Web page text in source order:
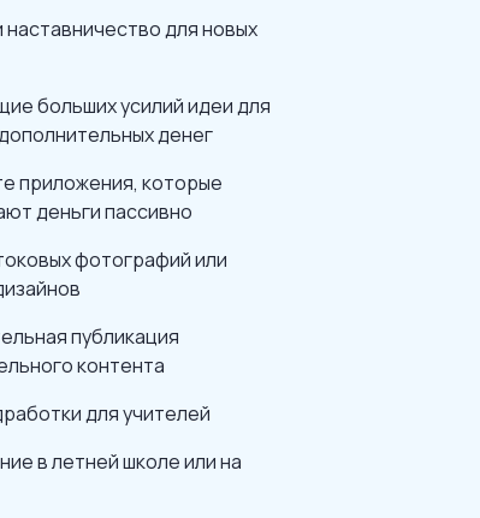
наставничество для новых
больших усилий идеи для
денег
приложения, которые
деньги пассивно
фотографий или
публикация
контента
для учителей
в летней школе или на